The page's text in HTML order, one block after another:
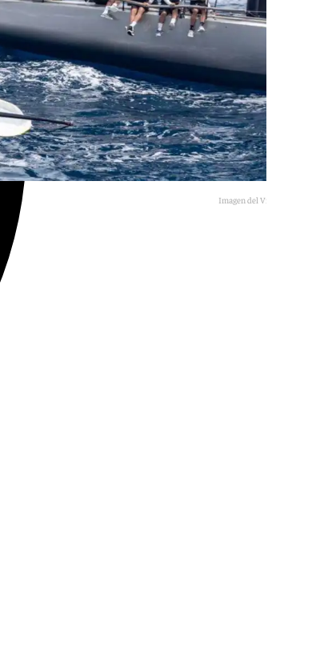
Imagen del Vithas Urbania.